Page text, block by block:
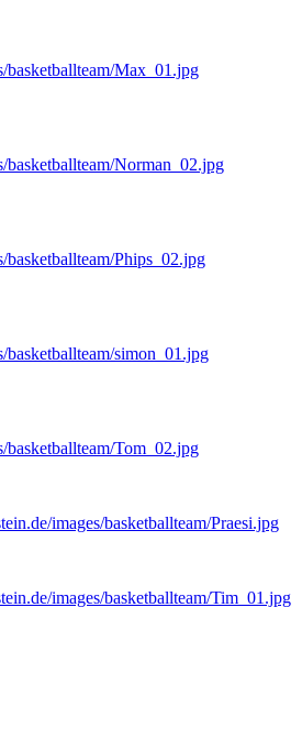
basketballteam/Max_01.jpg
basketballteam/Norman_02.jpg
basketballteam/Phips_02.jpg
basketballteam/simon_01.jpg
basketballteam/Tom_02.jpg
images/basketballteam/Praesi.jpg
images/basketballteam/Tim_01.jpg